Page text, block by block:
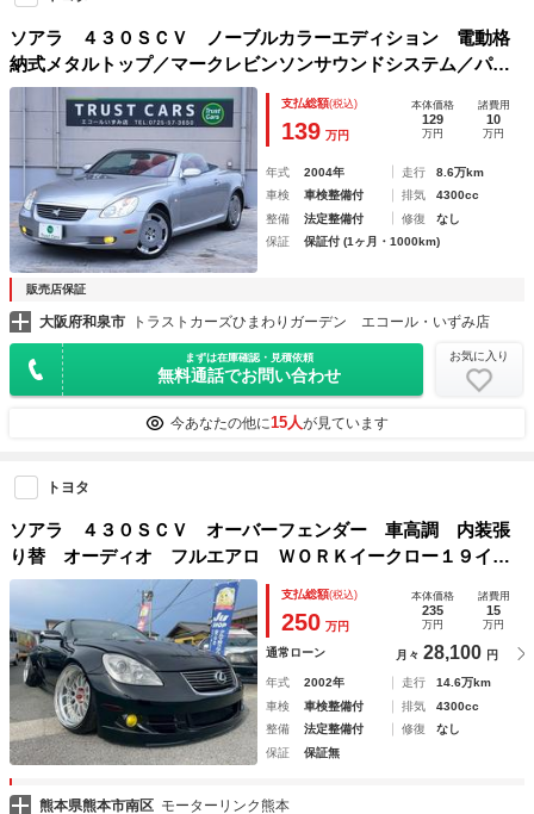
ソアラ ４３０ＳＣＶ ノーブルカラーエディション 電動格
納式メタルトップ／マークレビンソンサウンドシステム／パワ
ーシート／レッドレザーシート＆内装／シートヒーター／純正
ナビゲーション／地デジ／ＣＤ／ＥＴＣ／パワーウインドー／
パワステ／
支払総額(税込)
139 万円
本体価格
129
万円
諸費用
10
万円
年式 2004年 走行
8.6万km
車検
車検整備付 排気
4300cc
整備
法定整備付 修復
なし
保証
保証付 (1ヶ月・1000km)
販売店保証
大阪府和泉市 トラストカーズひまわりガーデン エコール・いずみ店
まずは在庫確認・見積依頼
無料通話でお問い合わせ
お気に入り
今あなたの他に15人が見ています
トヨタ
ソアラ ４３０ＳＣＶ オーバーフェンダー 車高調 内装張
り替 オーディオ フルエアロ ＷＯＲＫイークロー１９イン
チホイール フルカスタム車両
支払総額(税込)
250 万円
本体価格
235
万円
諸費用
15
万円
通常ローン 月々 28,100 円
年式 2002年 走行
14.6万km
車検
車検整備付 排気
4300cc
整備
法定整備付 修復
なし
保証
保証無
熊本県熊本市南区 モーターリンク熊本